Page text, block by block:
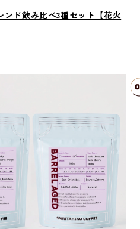
ンド飲み比べ3種セット【花火